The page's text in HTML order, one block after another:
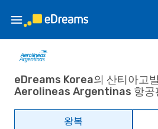
eDreams Korea의 산티아고
Aerolineas Argentinas 항공
왕복